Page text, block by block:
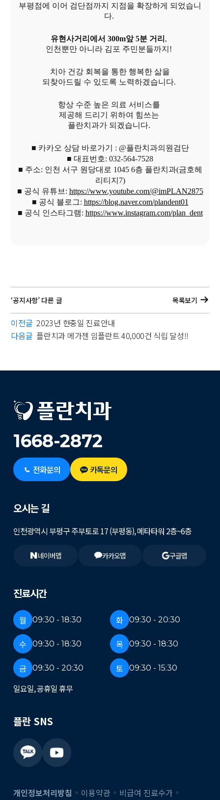
부평점에 이어 검단점까지 지점을 확장하게 되었습니
다.
유현사거리에서 300m앞 5분 거리 ,
인천뿐만 아니라 김포 주민분들까지!
치아 건강 회복을 통한 행복한 삶을
되찾아드릴 수 있도록 노력하겠습니다.
항상 수준 높은 의료 서비스를
제공해 드리기 위하여 힘쓰는
플란치과가 되겠습니다.
■ 카카오 상담 바로가기 : @플란치과의원검단
■ 대표번호: 032-564-7528
■ 주소: 인천 서구 원당대로 1045 6층 플란치과(금호헤
리티지7)
■ 공식 유튜브: https://www.youtube.com/@imPLAN2875
■ 공식 블로그: https://blog.naver.com/plandent01
■ 공식 인스타그램: https://www.instagram.com/plan_dent
‘공지사항’ 다른 글 목록보기
이전글 2023년 현충일 진료안내
다음글 플란치과 메가젠 임플란트 40,000건 식립 달성!!
1668-2872
전화문의 카톡문의
진료시간
월 09:30 - 18:30 화 09:30 - 20:30
수 09:30 - 18:30 목 09:30 - 18:30
금 09:30 - 20:30 토 09:30 - 15:30
일요일, 공휴일 휴무
오시는 길
인천광역시 부평구 주부토로 17 (부평동), 메타타워 2층~6층
네이버맵 카카오맵 구글맵
플란 SNS
개인정보처리방침 이용약관
비급여 진료수가